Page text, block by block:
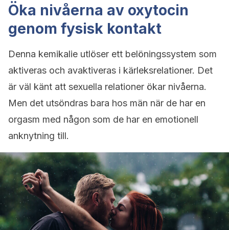
Öka nivåerna av oxytocin
genom fysisk kontakt
Denna kemikalie utlöser ett belöningssystem som
aktiveras och avaktiveras i kärleksrelationer. Det
är väl känt att sexuella relationer ökar nivåerna.
Men det utsöndras bara hos män när de har en
orgasm med någon som de har en emotionell
anknytning till.